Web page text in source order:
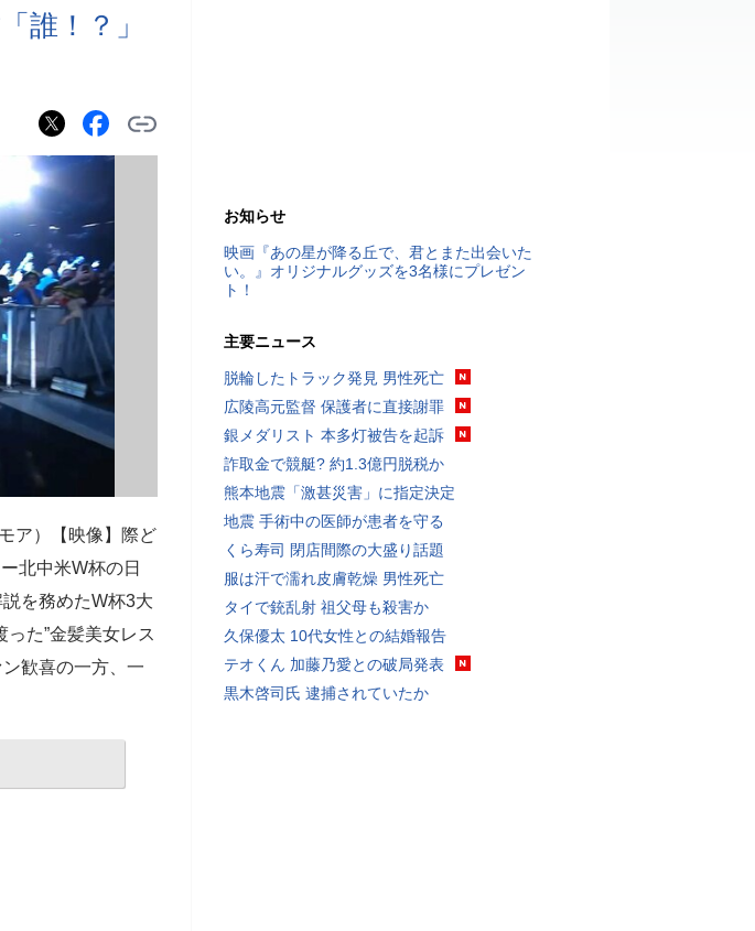
誰！？」
ア）【映像】際ど
北中米W杯の日
を務めたW杯3大
た”金髪美女レス
歓喜の一方、一
お知らせ
映画『あの星が降る丘で、君とまた出会いた
い。』オリジナルグッズを3名様にプレゼン
ト！
主要ニュース
脱輪したトラック発見 男性死亡
広陵高元監督 保護者に直接謝罪
銀メダリスト 本多灯被告を起訴
詐取金で競艇? 約1.3億円脱税か
熊本地震「激甚災害」に指定決定
地震 手術中の医師が患者を守る
くら寿司 閉店間際の大盛り話題
服は汗で濡れ皮膚乾燥 男性死亡
タイで銃乱射 祖父母も殺害か
久保優太 10代女性との結婚報告
テオくん 加藤乃愛との破局発表
黒木啓司氏 逮捕されていたか